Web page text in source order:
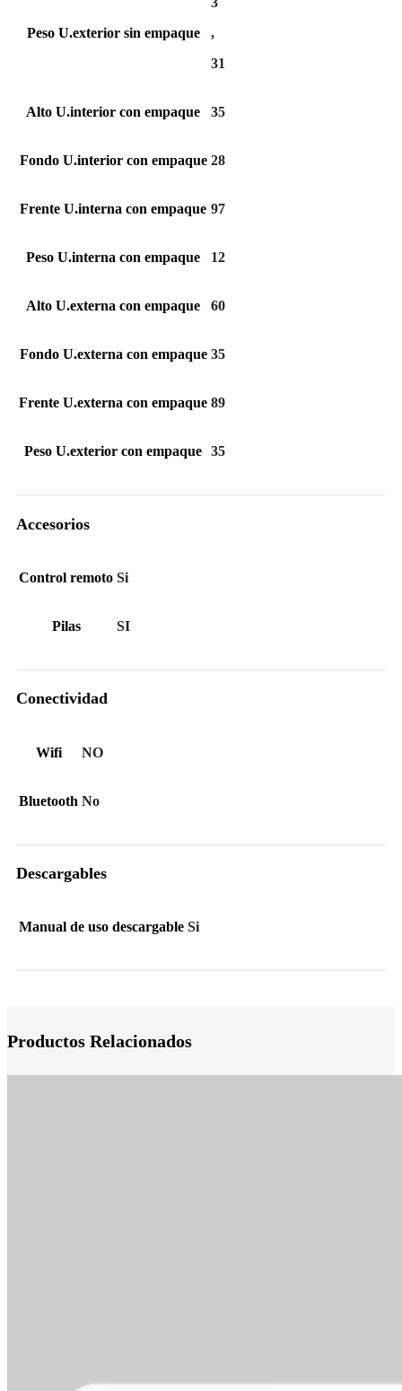
Peso U.exterior sin empaque
,
31
Alto U.interior con empaque 35
Fondo U.interior con empaque 28
Frente U.interna con empaque 97
Peso U.interna con empaque 12
Alto U.externa con empaque 60
Fondo U.externa con empaque 35
Frente U.externa con empaque 89
Peso U.exterior con empaque 35
Accesorios
Control remoto Si
Pilas SI
Conectividad
Wifi NO
Bluetooth No
Descargables
Manual de uso descargable Si
Productos Relacionados